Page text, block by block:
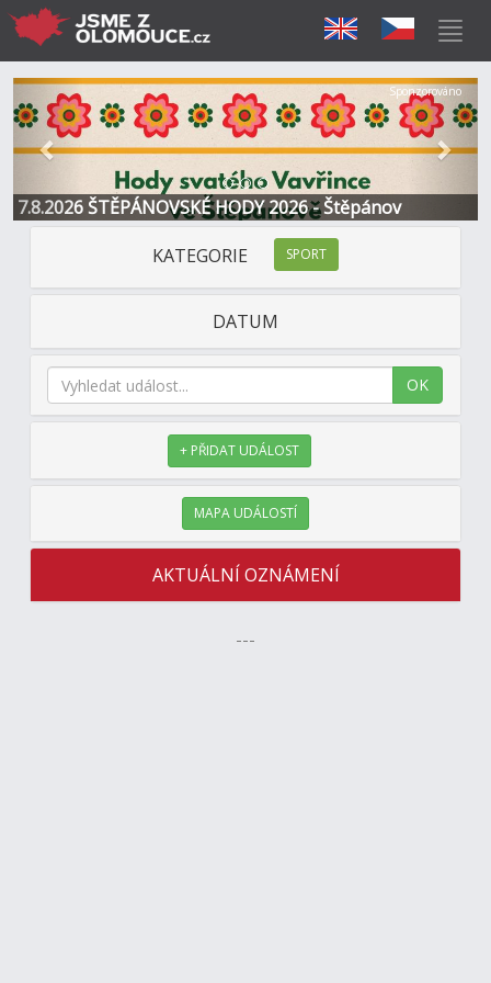
7.8.2026 ŠTĚPÁNOVSKÉ HODY 2026 - Štěpánov
Předchozí Další
Sponzorováno
KATEGORIE SPORT
DATUM
OK
+ PŘIDAT UDÁLOST
MAPA UDÁLOSTÍ
AKTUÁLNÍ OZNÁMENÍ
---